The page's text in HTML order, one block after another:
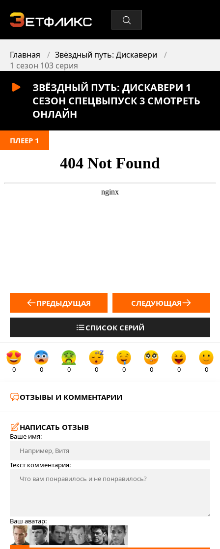
Главная
Звёздный путь: Дискавери
1 сезон 103 серия
ЗВЁЗДНЫЙ ПУТЬ: ДИСКАВЕРИ 1
СЕЗОН СПЕЦВЫПУСК 3 СМОТРЕТЬ
ОНЛАЙН
ПЛЕЕР 1
ПРЕДЫДУЩАЯ
СПИСОК СЕРИЙ
СЛЕДУЮЩАЯ
0 0 0 0 0 0 0 0
ОТЗЫВЫ И КОММЕНТАРИИ
НАПИСАТЬ ОТЗЫВ
Ваше имя:
Текст комментария:
Ваш аватар: